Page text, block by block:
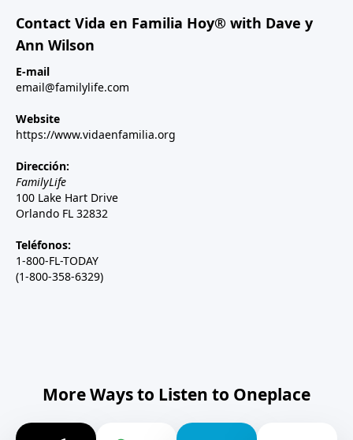
Contact Vida en Familia Hoy® with Dave y
Ann Wilson
E-mail
email@familylife.com
Website
https://www.vidaenfamilia.org
Dirección:
FamilyLife
100 Lake Hart Drive
Orlando FL 32832
Teléfonos:
1-800-FL-TODAY
(1-800-358-6329)
More Ways to Listen to Oneplace